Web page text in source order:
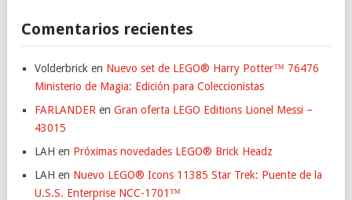
Comentarios recientes
Volderbrick en Nuevo set de LEGO® Harry Potter™ 76476
Ministerio de Magia: Edición para Coleccionistas
FARLANDER en Gran oferta LEGO Editions Lionel Messi –
43015
LAH en Próximas novedades LEGO® Brick Headz
LAH en Nuevo LEGO® Icons 11385 Star Trek: Puente de la
U.S.S. Enterprise NCC-1701™